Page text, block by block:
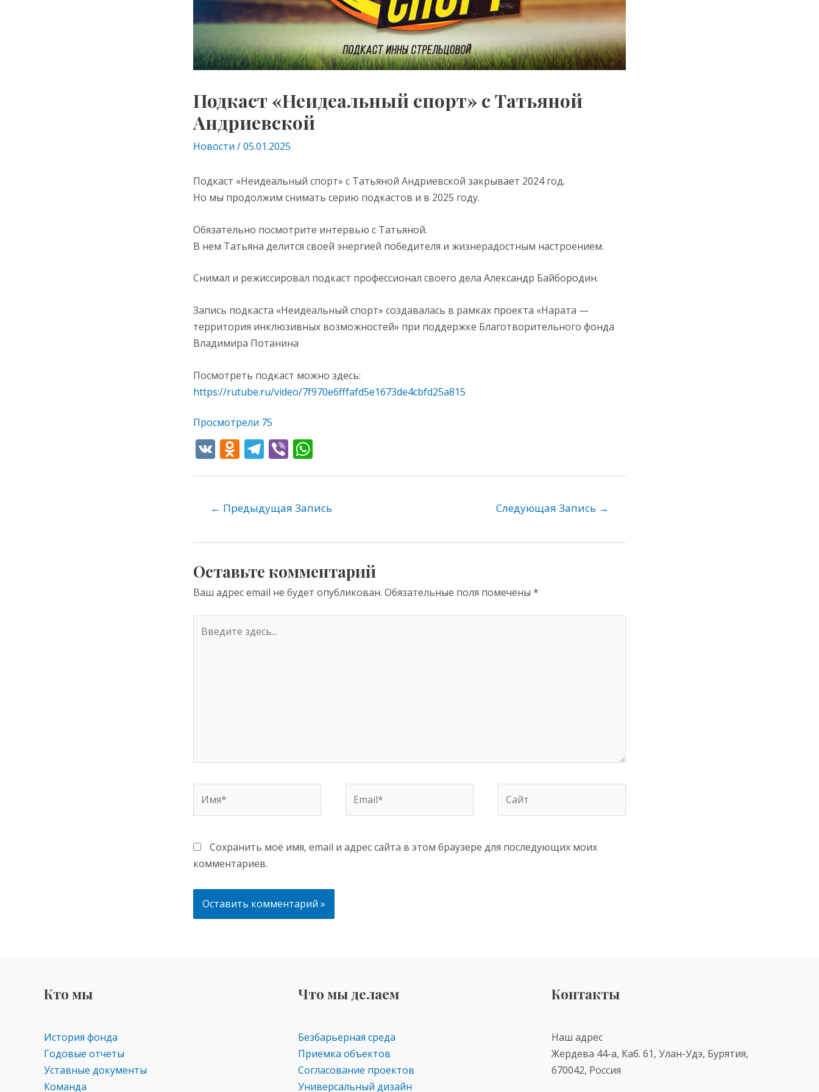
Подкаст «Неидеальный спорт» с Татьяной
Андриевской
Новости /05.01.2025
Подкаст «Неидеальный спорт» с Татьяной Андриевской закрывает 2024 год.
Но мы продолжим снимать серию подкастов и в 2025 году.
Обязательно посмотрите интервью с Татьяной.
В нем Татьяна делится своей энергией победителя и жизнерадостным настроением.
Снимал и режиссировал подкаст профессионал своего дела Александр Байбородин.
Запись подкаста «Неидеальный спорт» создавалась в рамках проекта «Нарата —
территория инклюзивных возможностей» при поддержке Благотворительного фонда
Владимира Потанина
Посмотреть подкаст можно здесь:
https://rutube.ru/video/7f970e6fffafd5e1673de4cbfd25a815
Просмотрели 75
V O
o
as
s
ni
ki
T
gr
m
Vi
s
p
p
← Предыдущая Запись Следующая Запись →
Оставьте комментарий
Ваш адрес email не будет опубликован. Обязательные поля помечены *
здесь...
Сохранить моё имя, email и адрес сайта в этом браузере для последующих моих
комментариев.
Кто мы
История фонда
Годовые отчеты
Уставные документы
Команда
Что мы делаем
Безбарьерная среда
Приемка объектов
Согласование проектов
Универсальный дизайн
Контакты
Наш адрес
Жердева 44-а, Каб. 61, Улан-Удэ, Бурятия,
670042, Россия